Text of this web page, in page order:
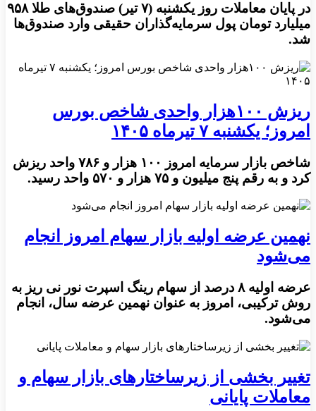
در پایان معاملات روز یکشنبه (۷ تیر) صندوق‌های طلا ۹۵۸
میلیارد تومان پول سرمایه‌گذاران حقیقی وارد صندوق‌ها
شد.
ریزش ۱۰۰هزار واحدی شاخص بورس
امروز؛ یکشنبه ۷ تیرماه ۱۴۰۵
شاخص بازار سرمایه امروز ۱۰۰ هزار و ۷۸۶ واحد ریزش
کرد و به رقم پنج میلیون و ۷۵ هزار و ۵۷۰ واحد رسید.
نهمین عرضه اولیه بازار سهام امروز انجام
می‌شود
عرضه اولیه ۸ درصد از سهام رینگ اسپرت نور نی ریز به
روش ترکیبی، امروز به عنوان نهمین عرضه سال، انجام
می‌شود.
تغییر بخشی از زیرساختارهای بازار سهام و
معاملات پایانی